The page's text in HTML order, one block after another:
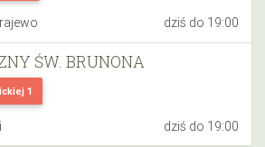
dziś do 19:00
1
ŚW. BRUNONA
dziś do 19:00